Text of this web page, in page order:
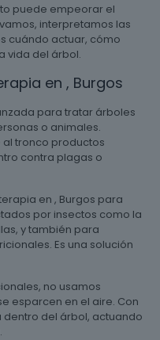
puede empeorar el
interpretamos las
cuándo actuar, cómo
vida del árbol.
en , Burgos
para tratar árboles
o animales.
tronco productos
contra plagas o
en , Burgos para
por insectos como la
y también para
Es una solución
no usamos
esparcen en el aire. Con
del árbol, actuando